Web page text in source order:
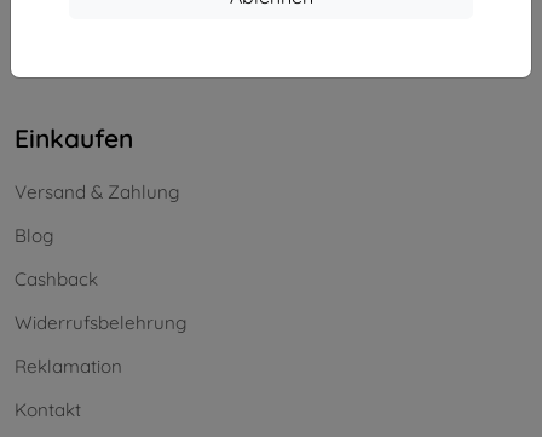
Einkaufen
Versand & Zahlung
Blog
Cashback
Widerrufsbelehrung
Reklamation
Kontakt